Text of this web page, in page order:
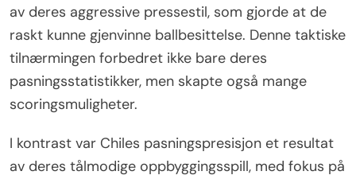
av deres aggressive pressestil, som gjorde at de
raskt kunne gjenvinne ballbesittelse. Denne taktiske
tilnærmingen forbedret ikke bare deres
pasningsstatistikker, men skapte også mange
scoringsmuligheter.
I kontrast var Chiles pasningspresisjon et resultat
av deres tålmodige oppbyggingsspill, med fokus på